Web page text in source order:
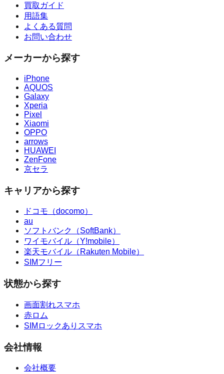
買取ガイド
用語集
よくある質問
お問い合わせ
メーカーから探す
iPhone
AQUOS
Galaxy
Xperia
Pixel
Xiaomi
OPPO
arrows
HUAWEI
ZenFone
京セラ
キャリアから探す
ドコモ（docomo）
au
ソフトバンク（SoftBank）
ワイモバイル（Y!mobile）
楽天モバイル（Rakuten Mobile）
SIMフリー
状態から探す
画面割れスマホ
赤ロム
SIMロックありスマホ
会社情報
会社概要